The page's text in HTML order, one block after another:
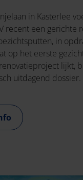
in Kasterlee
recent een gerichte
in
op het eerste
lijkt,
uitdagend dossier.